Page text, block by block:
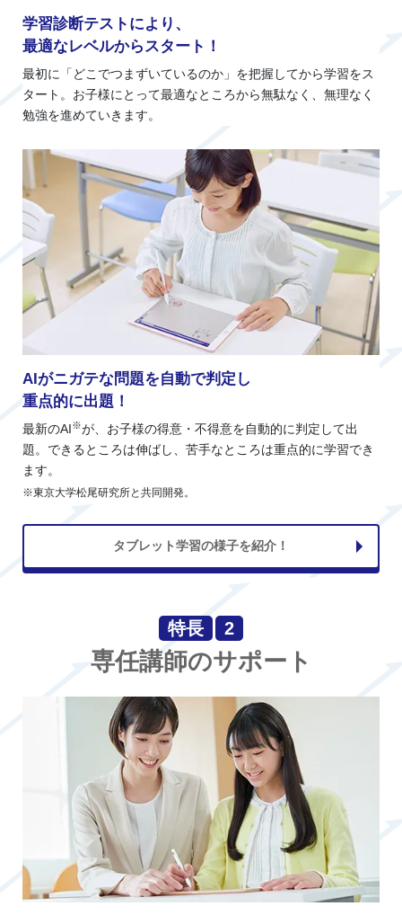
学習診断テストにより、
最適なレベルからスタート！
最初に「どこでつまずいているのか」を把握してから学習をス
タート。お子様にとって最適なところから無駄なく、無理なく
勉強を進めていきます。
AIがニガテな問題を自動で判定し
重点的に出題！
最新のAI※が、お子様の得意・不得意を自動的に判定して出
題。できるところは伸ばし、苦手なところは重点的に学習でき
ます。
※東京大学松尾研究所と共同開発。
タブレット学習の様子を紹介！
特長 2
専任講師のサポート